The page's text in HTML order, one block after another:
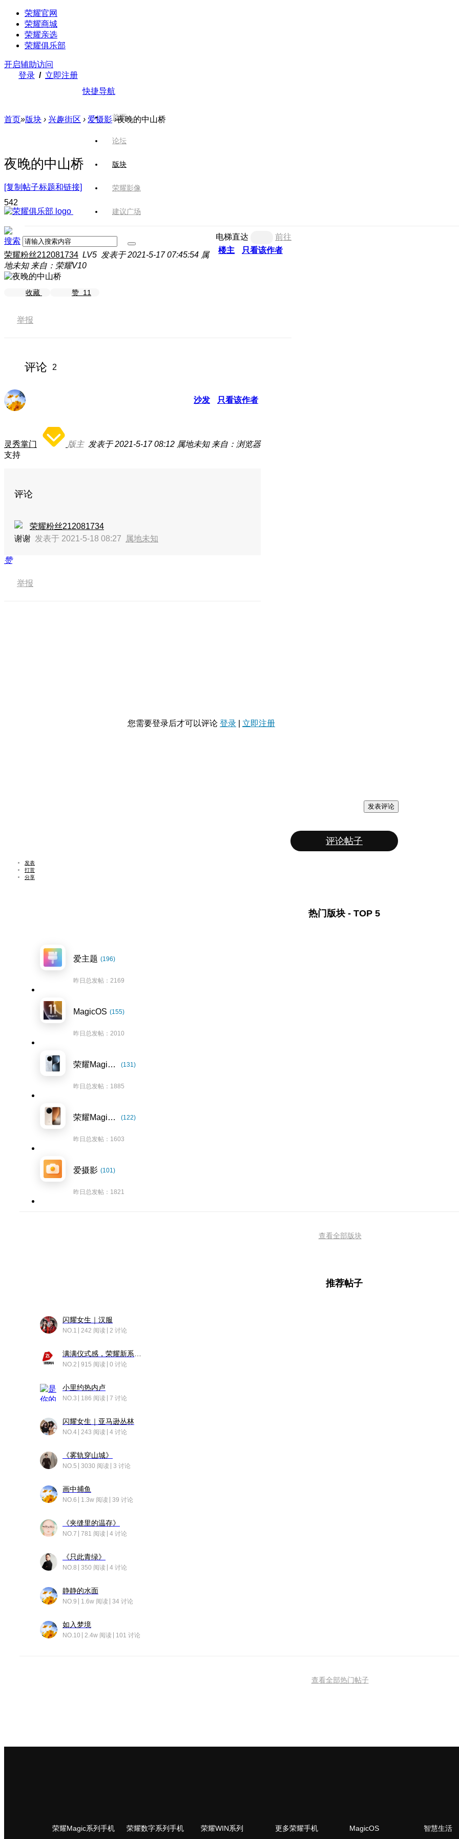
荣耀官网
荣耀商城
荣耀亲选
荣耀俱乐部
开启辅助访问
登录 / 立即注册
快捷导航
首页
论坛
版块
荣耀影像
建议广场
搜索
首页»版块 › 兴趣街区 › 爱摄影 ›夜晚的中山桥
夜晚的中山桥
[复制帖子标题和链接]
542
电梯直达
前往
楼主
只看该作者
荣耀粉丝212081734 LV5 发表于 2021-5-17 07:45:54 属
地未知 来自：荣耀V10
收藏 赞 11
举报
评论 2
沙发 只看该作者
灵秀掌门 版主 发表于 2021-5-17 08:12 属地未知 来自：浏览器
支持
评论
荣耀粉丝212081734
谢谢 发表于 2021-5-18 08:27 属地未知
赞
举报
您需要登录后才可以评论 登录 立即注册
发表评论
评论帖子
发表
打赏
分享
热门版块 - TOP 5
爱主题 (196)
昨日总发帖：2169
MagicOS (155)
昨日总发帖：2010
荣耀Magic7系列 (131)
昨日总发帖：1885
荣耀Magic8系列 (122)
昨日总发帖：1603
爱摄影 (101)
昨日总发帖：1821
查看全部版块
推荐帖子
闪耀女生｜汉服
NO.1 242 阅读 2 讨论
NO.2 915 阅读 0 讨论
小里约热内卢
NO.3 186 阅读 7 讨论
闪耀女生｜亚马逊丛林
NO.4 243 阅读 4 讨论
《雾轨穿山城》
NO.5 3030 阅读 3 讨论
画中捕鱼
NO.6 1.3w 阅读 39 讨论
《夹缝里的温存》
NO.7 781 阅读 4 讨论
《只此青绿》
NO.8 350 阅读 4 讨论
静静的水面
NO.9 1.6w 阅读 34 讨论
如入梦境
NO.10 2.4w 阅读 101 讨论
查看全部热门帖子
荣耀Magic系列手机 荣耀数字系列手机 荣耀WIN系列 更多荣耀手机 MagicOS 智慧生活